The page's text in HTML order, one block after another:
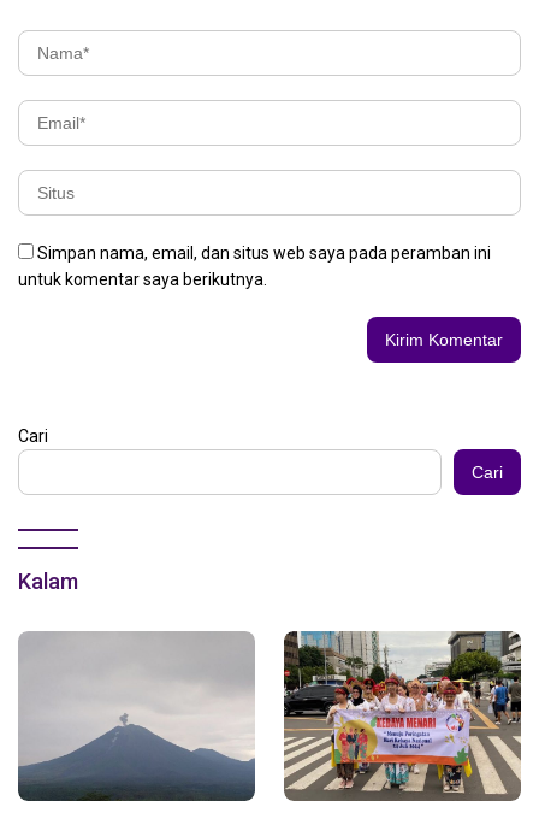
Simpan nama, email, dan situs web saya pada peramban ini
untuk komentar saya berikutnya.
Cari
Cari
Kalam